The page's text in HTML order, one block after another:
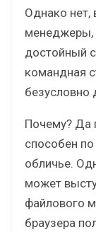
Однако нет,
менеджеры,
достойный
командная
безусловно
Почему? Да
способен
обличье.
может
файлового
браузера